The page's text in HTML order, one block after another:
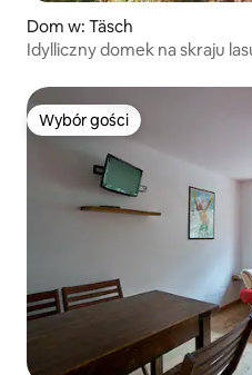
Dom w: Täsch
Idylliczny domek na skraju
Wybór gości
Wybór gości